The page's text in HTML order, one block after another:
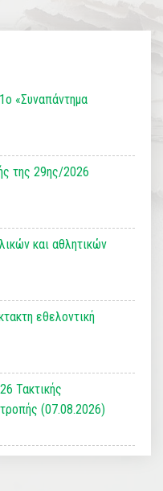
«Συναπάντημα
της 29ης/2026
και αθλητικών
εθελοντική
Τακτικής
(07.08.2026)